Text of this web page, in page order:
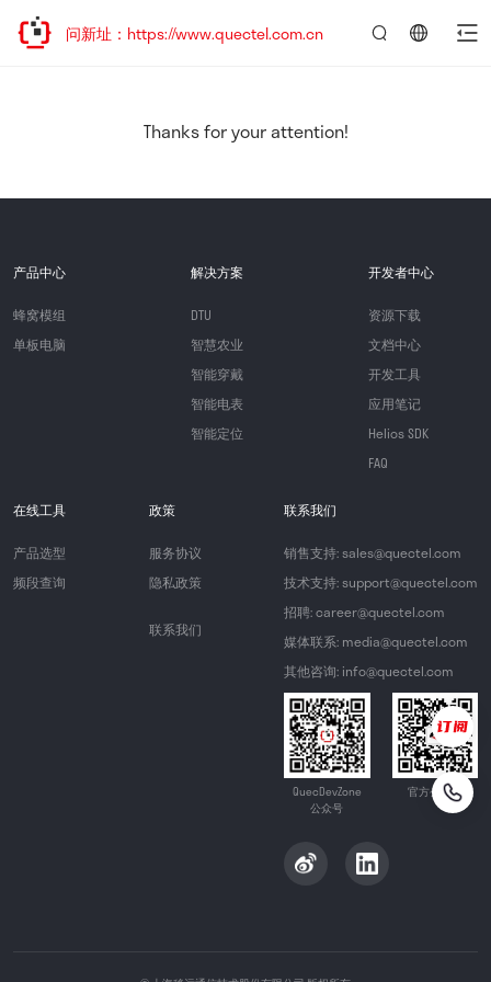
欢迎访问新址：https://www.quectel.com.cn
Thanks for your attention!
产品中心
蜂窝模组
单板电脑
解决方案
DTU
智慧农业
智能穿戴
智能电表
智能定位
开发者中心
资源下载
文档中心
开发工具
应用笔记
Helios SDK
FAQ
在线工具
产品选型
频段查询
政策
服务协议
隐私政策
联系我们
联系我们
销售支持: sales@quectel.com
技术支持: support@quectel.com
招聘: career@quectel.com
媒体联系: media@quectel.com
其他咨询: info@quectel.com
QuecDevZone
公众号
官方公众号